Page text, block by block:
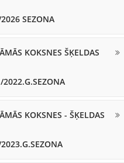
SEZONA
KOKSNES ŠĶELDAS
2022.G.SEZONA
KOKSNES - ŠĶELDAS